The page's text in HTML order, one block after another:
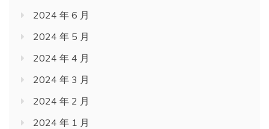
2024 年 6 月
2024 年 5 月
2024 年 4 月
2024 年 3 月
2024 年 2 月
2024 年 1 月